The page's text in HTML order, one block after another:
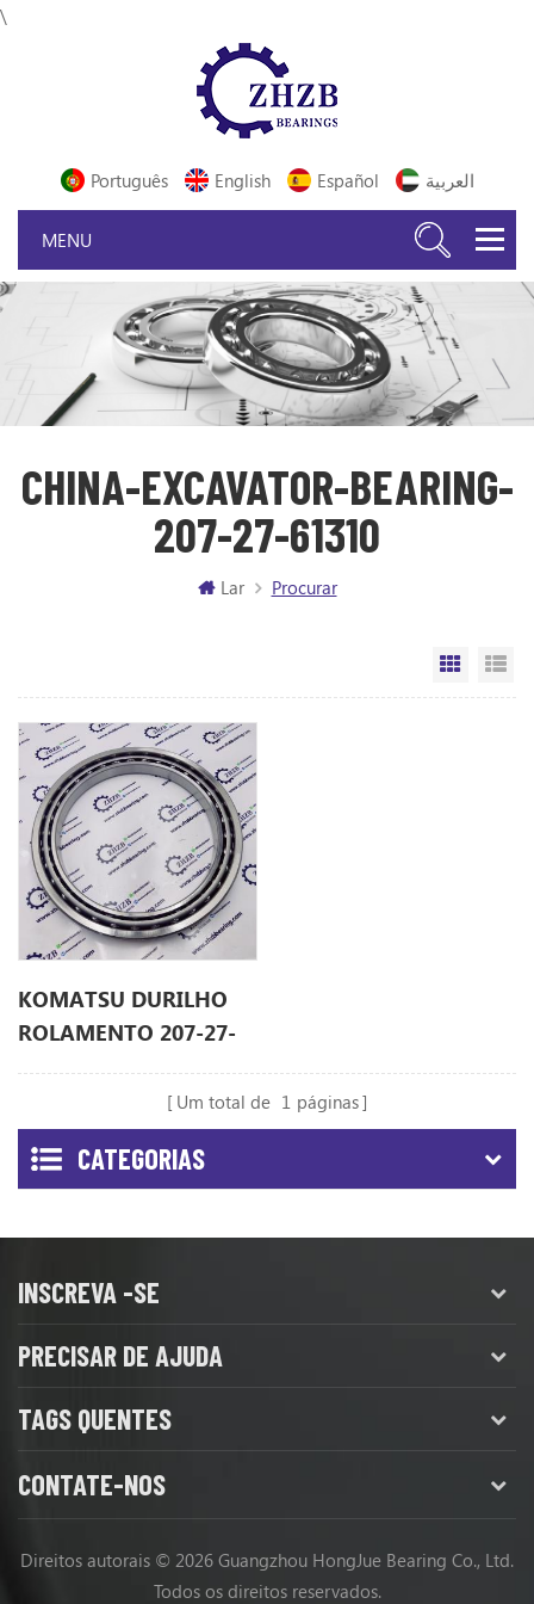
\
Português English Español العربية
CHINA-EXCAVATOR-BEARING-
207-27-61310
Lar Procurar
Vista
KOMATSU DURILHO
ROLAMENTO 207-27-
61310 2072761310
Um total de 1 páginas
CATEGORIAS
INSCREVA -SE
PRECISAR DE AJUDA
TAGS QUENTES
CONTATE-NOS
Direitos autorais © 2026 Guangzhou HongJue Bearing Co., Ltd.
Todos os direitos reservados.